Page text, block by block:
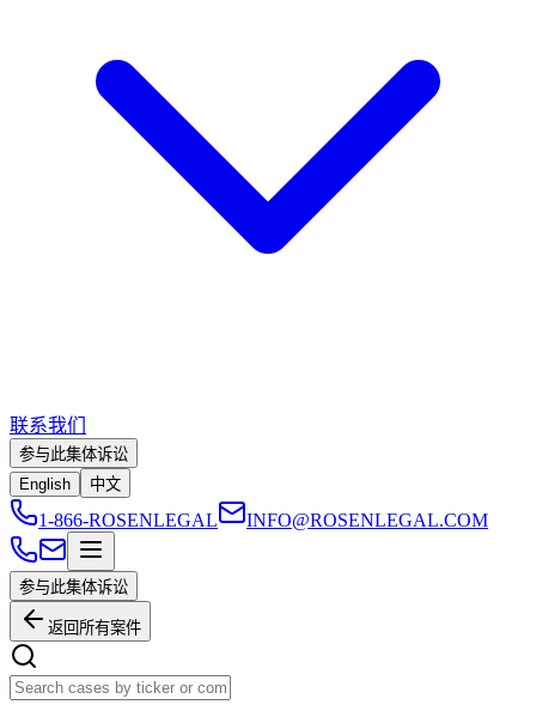
联系我们
参与此集体诉讼
English
中文
1-866-ROSENLEGAL INFO@ROSENLEGAL.COM
参与此集体诉讼
返回所有案件